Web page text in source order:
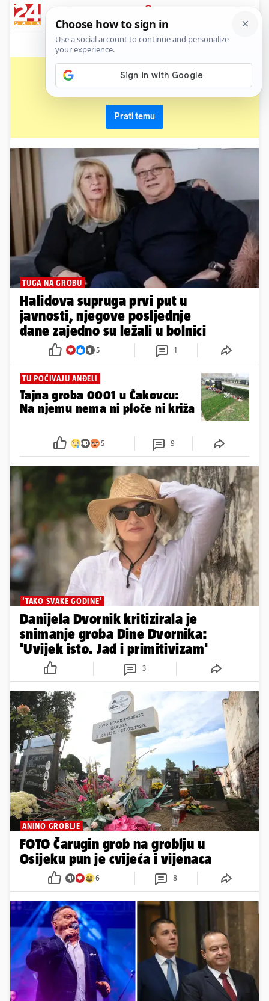
PRIJAVA
News
grob
Prati temu
TUGA NA GROBU
Halidova supruga prvi put u
javnosti, njegove posljednje
dane zajedno su ležali u bolnici
5 1
TU POČIVAJU ANĐELI
Tajna groba 0001 u Čakovcu:
Na njemu nema ni ploče ni križa
5 9
'TAKO SVAKE GODINE'
Danijela Dvornik kritizirala je
snimanje groba Dine Dvornika:
'Uvijek isto. Jad i primitivizam'
3
ANINO GROBLJE
FOTO Čarugin grob na groblju u
Osijeku pun je cvijeća i vijenaca
6 8